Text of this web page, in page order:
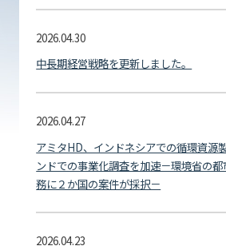
2026.04.30
中長期経営戦略を更新しました。
2026.04.27
アミタHD、インドネシアでの循環資源
ンドでの事業化調査を加速－環境省の
務に２か国の案件が採択－
2026.04.23